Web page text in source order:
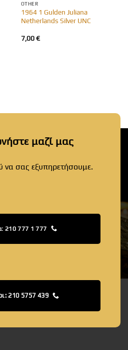
OTHER
1964 1 Gulden Juliana
Netherlands Silver UNC
7,00€
μαζί μας
να σας εξυπηρετήσουμε.
210 777 1 777
210 5757 439